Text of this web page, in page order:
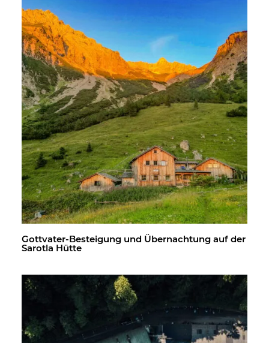
Gott­va­ter-Be­stei­gung und Über­nach­tung auf der
Sa­rot­la Hütte